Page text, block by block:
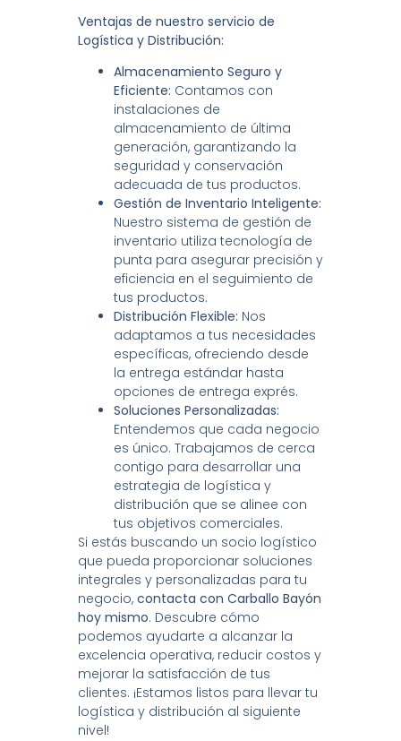
Ventajas de nuestro servicio de
Logística y Distribución:
Almacenamiento Seguro y
Eficiente: Contamos con
instalaciones de
almacenamiento de última
generación, garantizando la
seguridad y conservación
adecuada de tus productos.
Gestión de Inventario Inteligente:
Nuestro sistema de gestión de
inventario utiliza tecnología de
punta para asegurar precisión y
eficiencia en el seguimiento de
tus productos.
Distribución Flexible: Nos
adaptamos a tus necesidades
específicas, ofreciendo desde
la entrega estándar hasta
opciones de entrega exprés.
Soluciones Personalizadas:
Entendemos que cada negocio
es único. Trabajamos de cerca
contigo para desarrollar una
estrategia de logística y
distribución que se alinee con
tus objetivos comerciales.
Si estás buscando un socio logístico
que pueda proporcionar soluciones
integrales y personalizadas para tu
negocio, contacta con Carballo Bayón
hoy mismo. Descubre cómo
podemos ayudarte a alcanzar la
excelencia operativa, reducir costos y
mejorar la satisfacción de tus
clientes. ¡Estamos listos para llevar tu
logística y distribución al siguiente
nivel!